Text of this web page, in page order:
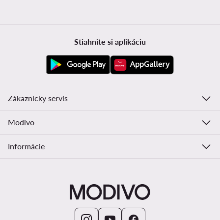
Stiahnite si aplikáciu
Zákaznícky servis
Modivo
Informácie